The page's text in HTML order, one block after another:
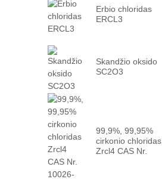
Erbio chloridas
ERCL3
Skandžio oksido
SC2O3
99,9%, 99,95%
cirkonio chloridas
Zrcl4 CAS Nr.